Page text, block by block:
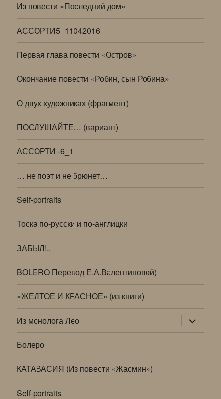
Из повести «Последний дом»
АССОРТИ5_11042016
Первая глава повести «Остров»
Окончание повести «Робин, сын Робина»
О двух художниках (фрагмент)
ПОСЛУШАЙТЕ… (вариант)
АССОРТИ -6_1
… не поэт и не брюнет…
Self-portraits
Тоска по-русски и по-англицки
ЗАБЫЛ!..
BOLERO Перевод Е.А.Валентиновой)
«ЖЕЛТОЕ И КРАСНОЕ» (из книги)
Из монолога Лео раскрыть
дочернее
меню
Болеро
КАТАВАСИЯ (Из повести «Жасмин»)
Self-portraits